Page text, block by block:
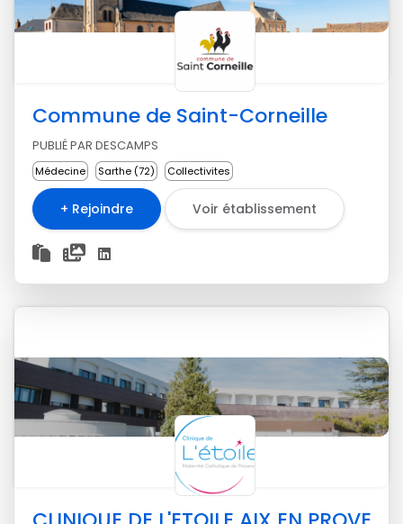
Commune de Saint-Corneille
PUBLIÉ PAR DESCAMPS
Médecine Sarthe (72) Collectivites
+ Rejoindre Voir établissement